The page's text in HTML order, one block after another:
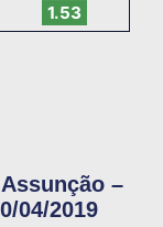
1.53
–
04/2019